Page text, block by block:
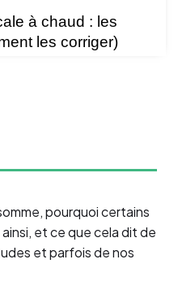
à chaud : les
les corriger)
pourquoi certains
et ce que cela dit de
et parfois de nos